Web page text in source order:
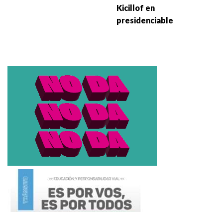
Kicillof en
presidenciable